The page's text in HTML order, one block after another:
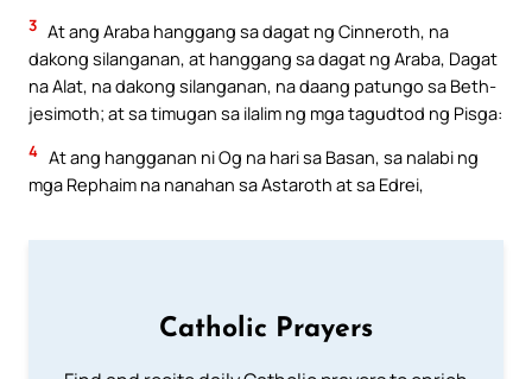
3 At ang Araba hanggang sa dagat ng Cinneroth, na
dakong silanganan, at hanggang sa dagat ng Araba, Dagat
na Alat, na dakong silanganan, na daang patungo sa Beth-
jesimoth; at sa timugan sa ilalim ng mga tagudtod ng Pisga:
4 At ang hangganan ni Og na hari sa Basan, sa nalabi ng
mga Rephaim na nanahan sa Astaroth at sa Edrei,
Catholic Prayers